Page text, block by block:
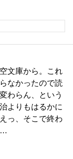
文庫から。これ
なかったので読
わらん、という
よりもはるかに
っ、そこで終わ
…